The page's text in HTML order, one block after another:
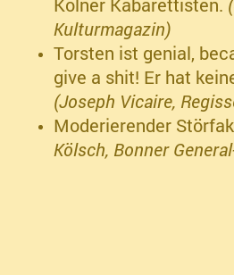
Kulturmagazin)
Torsten ist genial,
give a shit! Er hat
(Joseph Vicaire,
Moderierender
Kölsch, Bonner